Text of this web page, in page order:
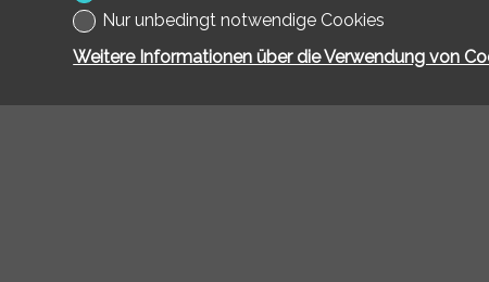
Nur unbedingt notwendige Cookies
Weitere Informationen über die Verwendung von